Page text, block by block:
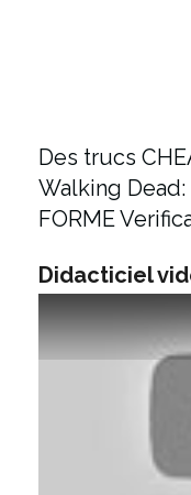
Des trucs
Walking
FORME
Didacticiel